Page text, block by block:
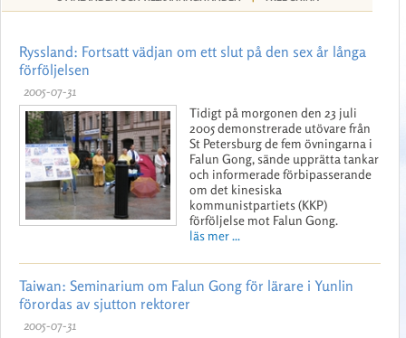
Ryssland: Fortsatt vädjan om ett slut på den sex år långa
förföljelsen
2005-07-31
Tidigt på morgonen den 23 juli
2005 demonstrerade utövare från
St Petersburg de fem övningarna i
Falun Gong, sände upprätta tankar
och informerade förbipasserande
om det kinesiska
kommunistpartiets (KKP)
förföljelse mot Falun Gong.
läs mer ...
Taiwan: Seminarium om Falun Gong för lärare i Yunlin
förordas av sjutton rektorer
2005-07-31